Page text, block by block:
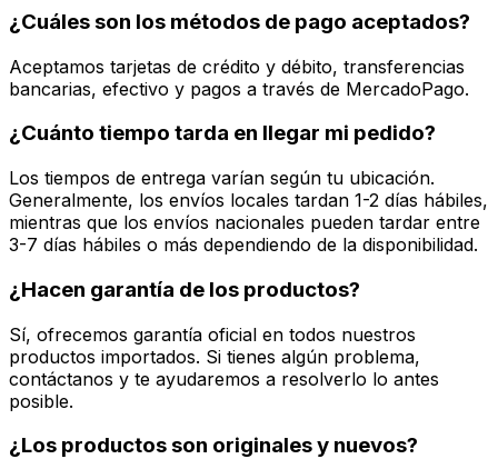
¿Cuáles son los métodos de pago aceptados?
Aceptamos tarjetas de crédito y débito, transferencias
bancarias, efectivo y pagos a través de MercadoPago.
¿Cuánto tiempo tarda en llegar mi pedido?
Los tiempos de entrega varían según tu ubicación.
Generalmente, los envíos locales tardan 1-2 días hábiles,
mientras que los envíos nacionales pueden tardar entre
3-7 días hábiles o más dependiendo de la disponibilidad.
¿Hacen garantía de los productos?
Sí, ofrecemos garantía oficial en todos nuestros
productos importados. Si tienes algún problema,
contáctanos y te ayudaremos a resolverlo lo antes
posible.
¿Los productos son originales y nuevos?